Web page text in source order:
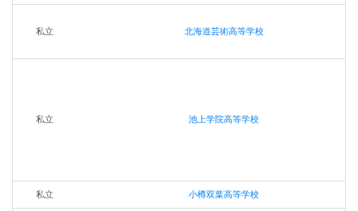
私立 北海道芸術高等学校
私立 池上学院高等学校
私立 小樽双葉高等学校